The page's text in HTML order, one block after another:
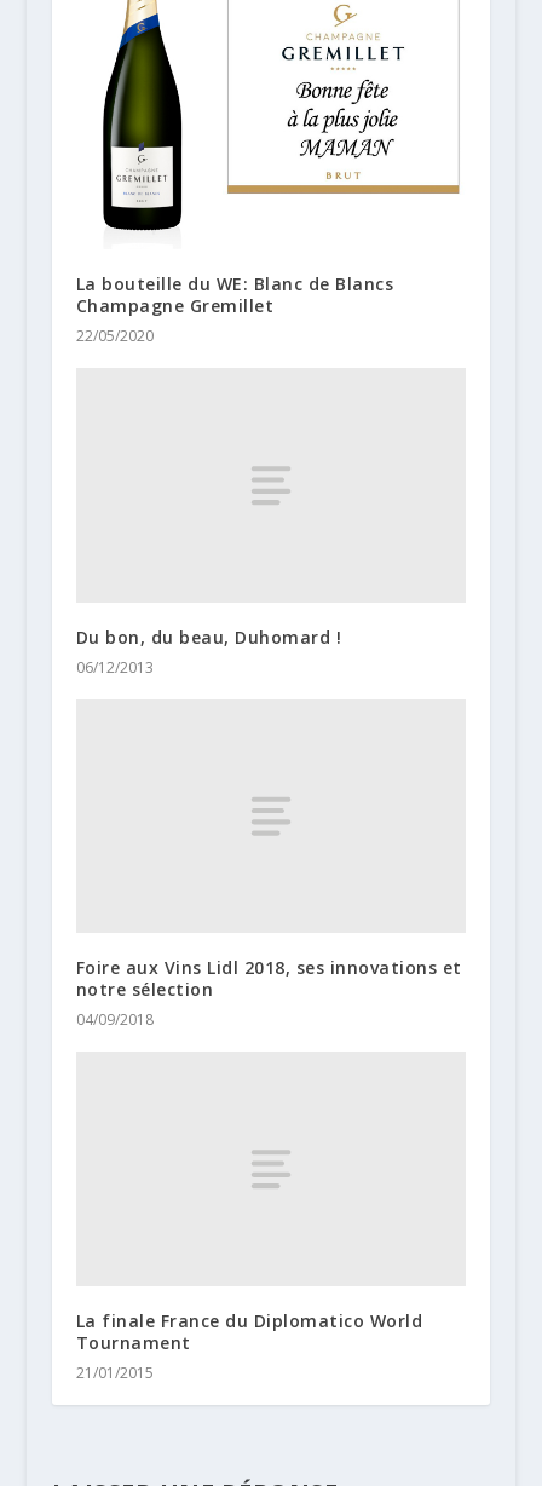
La bouteille du WE: Blanc de Blancs
Champagne Gremillet
22/05/2020
Du bon, du beau, Duhomard !
06/12/2013
Foire aux Vins Lidl 2018, ses innovations et
notre sélection
04/09/2018
La finale France du Diplomatico World
Tournament
21/01/2015